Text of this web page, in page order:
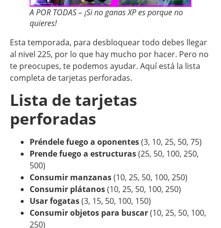
A POR TODAS – ¡Si no ganas XP es porque no
quieres!
Esta temporada, para desbloquear todo debes llegar
al nivel 225, por lo que hay mucho por hacer. Pero no
te preocupes, te podemos ayudar. Aquí está la lista
completa de tarjetas perforadas.
Lista de tarjetas
perforadas
Préndele fuego a oponentes(3, 10, 25, 50, 75)
Prende fuego a estructuras(25, 50, 100, 250,
500)
Consumir manzanas(10, 25, 50, 100, 250)
Consumir plátanos(10, 25, 50, 100, 250)
Usar fogatas(3, 15, 50, 100, 150)
Consumir objetos para buscar(10, 25, 50, 100,
250)